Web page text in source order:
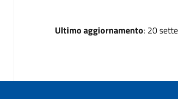
Ultimo aggiornamento: 20